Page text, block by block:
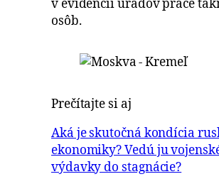
osôb.
Prečítajte si aj
Aká je skutočná kondícia
ekonomiky? Vedú ju
výdavky do stagnácie?